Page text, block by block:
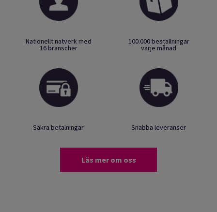
Nationellt nätverk med
16 branscher
100.000 beställningar
varje månad
Säkra betalningar Snabba leveranser
Läs mer om oss